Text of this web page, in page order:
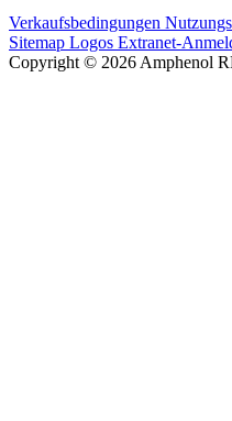
Verkaufsbedingungen
Sitemap Logos Extranet-
Copyright © 2026 Amphenol